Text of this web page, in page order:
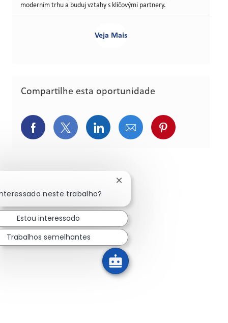
moderním trhu a buduj vztahy s klíčovými partnery.
Veja Mais
Compartilhe esta oportunidade
Compartilhar via Facebook
Compartilhar via Twitter
Compartilhar via LinkedIn
Compartilhar via e-
neste trabalho?
Fechar notificação de chatbot
Estou interessado
Trabalhos semelhantes